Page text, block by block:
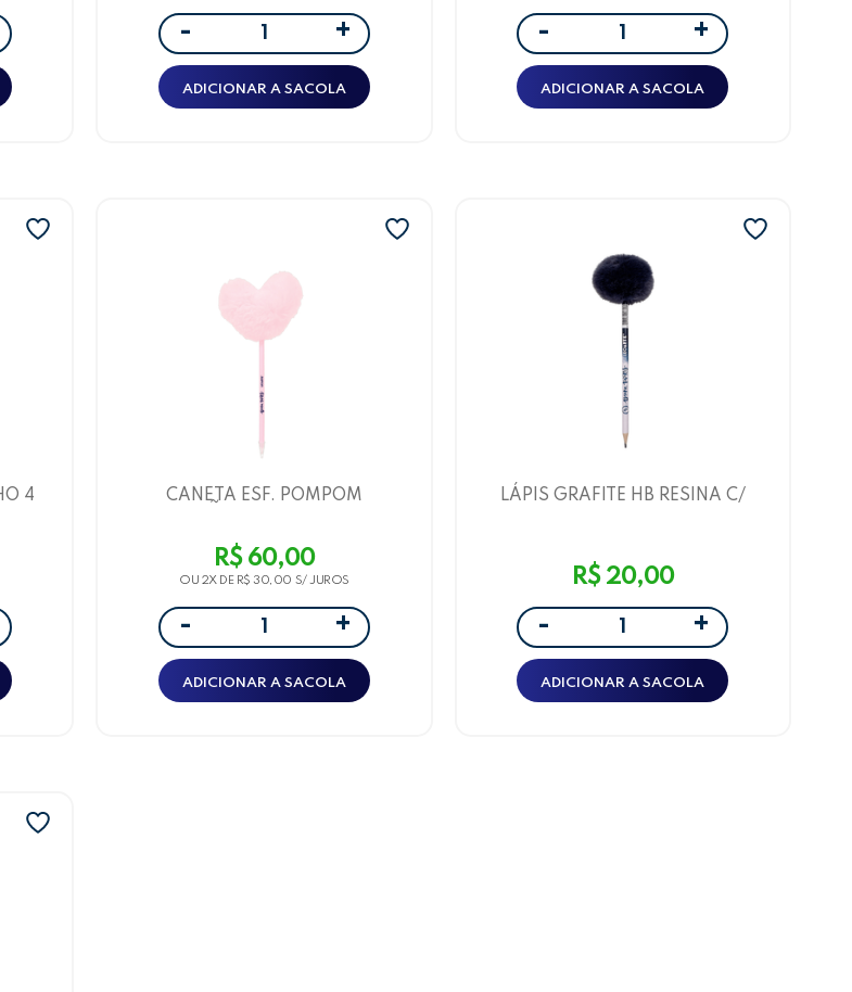
- +
ADICIONAR A SACOLA
- +
ADICIONAR A SACOLA
4
CANETA ESF. POMPOM
R$ 60,00
OU 2X DE R$ 30,00
- +
ADICIONAR A SACOLA
LÁPIS GRAFITE HB RESINA C/
R$ 20,00
- +
ADICIONAR A SACOLA